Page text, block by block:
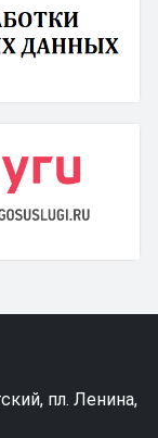
пл. Ленина,